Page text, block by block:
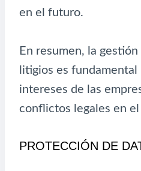
en el futuro.
En resumen, la
litigios es
intereses de las
conflictos legales en
PROTECCIÓN DE